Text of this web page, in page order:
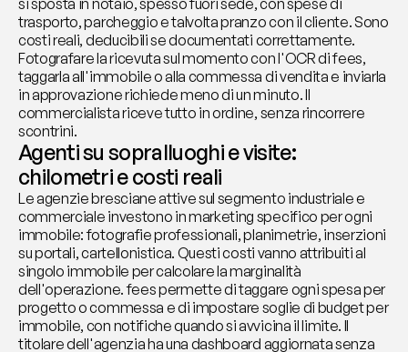
si sposta in notaio, spesso fuori sede, con spese di
trasporto, parcheggio e talvolta pranzo con il cliente. Sono
costi reali, deducibili se documentati correttamente.
Fotografare la ricevuta sul momento con l'OCR di fees,
taggarla all'immobile o alla commessa di vendita e inviarla
in approvazione richiede meno di un minuto. Il
commercialista riceve tutto in ordine, senza rincorrere
scontrini.
Agenti su sopralluoghi e visite:
chilometri e costi reali
Le agenzie bresciane attive sul segmento industriale e
commerciale investono in marketing specifico per ogni
immobile: fotografie professionali, planimetrie, inserzioni
su portali, cartellonistica. Questi costi vanno attribuiti al
singolo immobile per calcolare la marginalità
dell'operazione. fees permette di taggare ogni spesa per
progetto o commessa e di impostare soglie di budget per
immobile, con notifiche quando si avvicina il limite. Il
titolare dell'agenzia ha una dashboard aggiornata senza